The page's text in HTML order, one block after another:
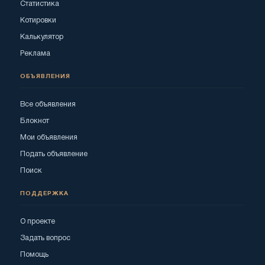
Статистика
Котировки
Калькулятор
Реклама
ОБЪЯВЛЕНИЯ
Все объявления
Блокнот
Мои объявления
Подать объявление
Поиск
ПОДДЕРЖКА
О проекте
Задать вопрос
Помощь